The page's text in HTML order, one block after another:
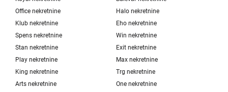
Office nekretnine
Halo nekretnine
Klub nekretnine
Eho nekretnine
Spens nekretnine
Win nekretnine
Stan nekretnine
Exit nekretnine
Play nekretnine
Max nekretnine
King nekretnine
Trg nekretnine
Arts nekretnine
One nekretnine